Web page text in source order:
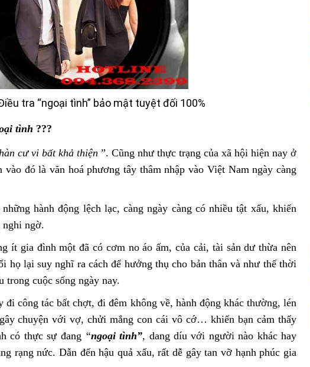
tra “ngoại tình” bảo mật tuyệt đối 100%
tình ???
cư vi bất khả thiện ”. Cũng như thực trạng của xã hội hiện nay ở
đó là văn hoá phương tây thâm nhập vào Việt Nam ngày càng
hành động lệch lạc, càng ngày càng có nhiều tật xấu, khiến
ngờ.
ít gia đình một đã có cơm no áo ấm, của cải, tài sản dư thừa nên
họ lại suy nghĩ ra cách để hưởng thụ cho bản thân và như thế thời
trong cuộc sống ngày nay.
công tác bất chợt, đi đêm không về, hành động khác thường, lén
chuyện với vợ, chửi mắng con cái vô cớ… khiến bạn cảm thấy
có thực sự đang “ngoại tình”, dang díu với người nào khác hay
rạng nức. Dẫn đến hậu quả xấu, rất dễ gây tan vỡ hạnh phúc gia